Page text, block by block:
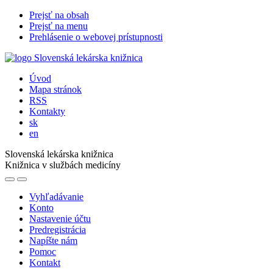
Prejsť na obsah
Prejsť na menu
Prehlásenie o webovej prístupnosti
Úvod
Mapa stránok
RSS
Kontakty
sk
en
Slovenská lekárska knižnica
Knižnica v službách medicíny
Vyhľadávanie
Konto
Nastavenie účtu
Predregistrácia
Napíšte nám
Pomoc
Kontakt